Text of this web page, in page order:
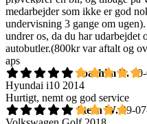
medarbejder som ikke er god
undervisning 3 gange om
undrer os, da du har udarbejdet
autobutler.(800kr var aftalt og
aps
Joachim B.
Hyundai i10 2014
Hurtigt, nemt og god service
Steen W. 09-